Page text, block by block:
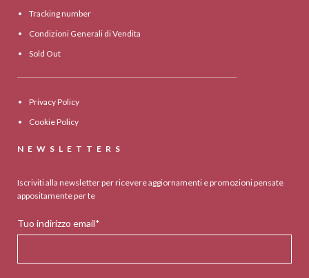
Tracking number
Condizioni Generali di Vendita
Sold Out
Privacy Policy
Cookie Policy
NEWSLETTERS
Iscriviti alla newsletter per ricevere aggiornamenti e promozioni pensate
appositamente per te
Tuo indirizzo email*